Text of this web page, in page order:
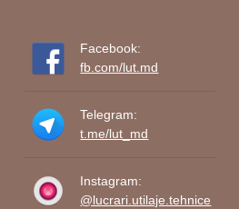
Facebook:
fb.com/lut.md
Telegram:
t.me/lut_md
Instagram:
@lucrari.utilaje.tehnice